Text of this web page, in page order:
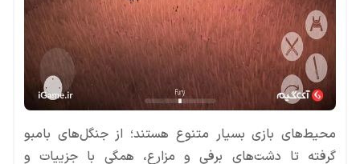
محیط‌های بازی بسیار متنوع هستند؛ از جنگل‌های بامبو
گرفته تا دشت‌های برفی و مزارع، همگی با جزییات و